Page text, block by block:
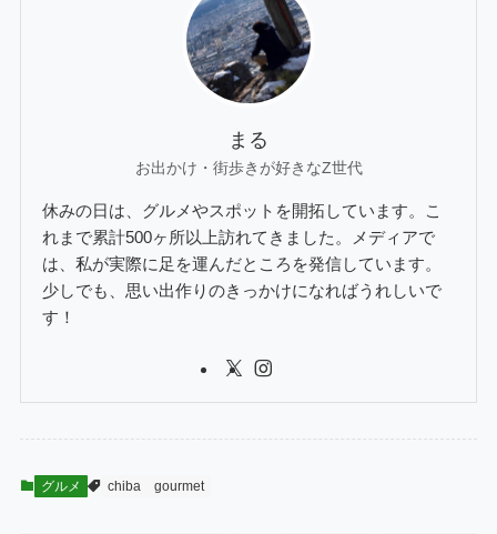
まる
お出かけ・街歩きが好きなZ世代
休みの日は、グルメやスポットを開拓しています。こ
れまで累計500ヶ所以上訪れてきました。メディアで
は、私が実際に足を運んだところを発信しています。
少しでも、思い出作りのきっかけになればうれしいで
す！
グルメ chiba gourmet